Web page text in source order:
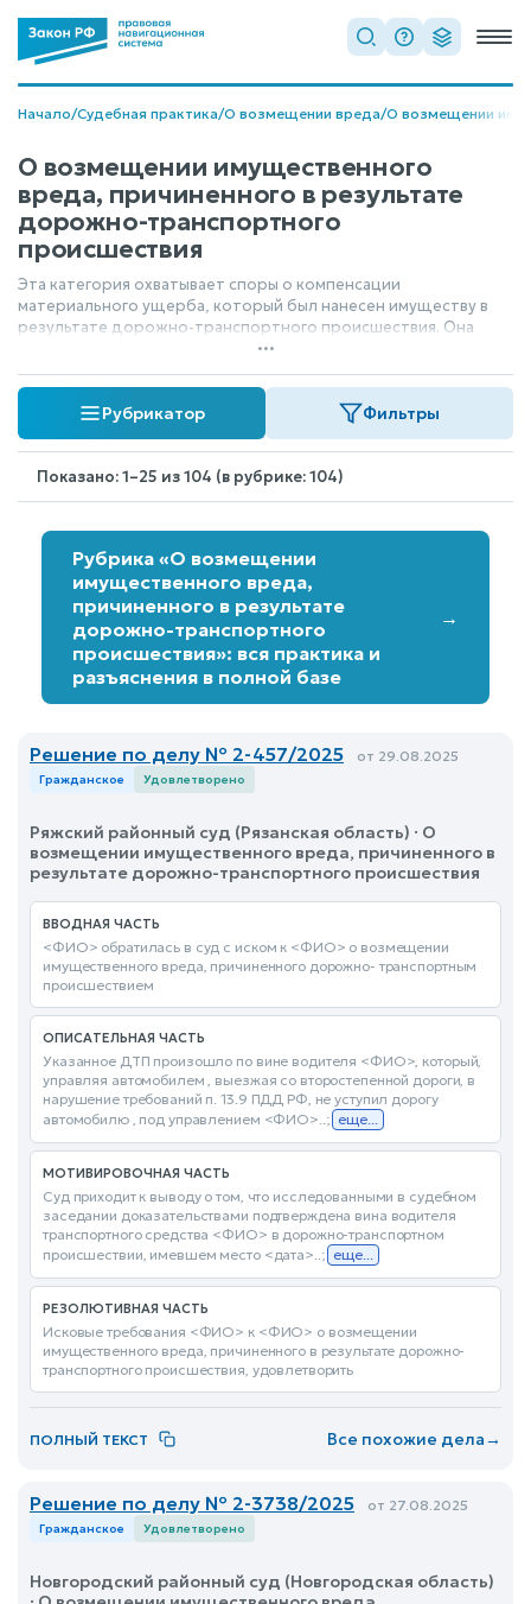
Начало/Судебная практика/О возмещении вреда/О возмещении
О возмещении имущественного
вреда, причиненного в результате
дорожно-транспортного
происшествия
Эта категория охватывает споры о компенсации
материального ущерба, который был нанесен имуществу в
результате дорожно-транспортного происшествия. Она
касается вопросов определения размера ущерба, а также
включает рассмотрение требований о возмещении судебных
издержек, понесенных сторонами в процессе защиты своих
прав в суде.
...
Рубрикатор Фильтры
Показано: 1–25 из 104 (в рубрике: 104)
Рубрика «О возмещении
имущественного вреда,
причиненного в результате
дорожно-транспортного
происшествия»: вся практика и
разъяснения в полной базе
→
Решение по делу № 2-457/2025 от 29.08.2025
Гражданское Удовлетворено
Ряжский районный суд (Рязанская область) · О
возмещении имущественного вреда, причиненного в
результате дорожно-транспортного происшествия
ВВОДНАЯ ЧАСТЬ
<ФИО> обратилась в суд с иском к <ФИО> о возмещении
имущественного вреда, причиненного дорожно- транспортным
происшествием
ОПИСАТЕЛЬНАЯ ЧАСТЬ
Указанное ДТП произошло по вине водителя <ФИО>, который,
управляя автомобилем , выезжая со второстепенной дороги, в
нарушение требований п. 13.9 ПДД РФ, не уступил дорогу
автомобилю , под управлением <ФИО>..; еще...
МОТИВИРОВОЧНАЯ ЧАСТЬ
Суд приходит к выводу о том, что исследованными в судебном
заседании доказательствами подтверждена вина водителя
транспортного средства <ФИО> в дорожно-транспортном
происшествии, имевшем место <дата>..; еще...
РЕЗОЛЮТИВНАЯ ЧАСТЬ
Исковые требования <ФИО> к <ФИО> о возмещении
имущественного вреда, причиненного в результате дорожно-
транспортного происшествия, удовлетворить
ПОЛНЫЙ ТЕКСТ Все похожие дела→
Решение по делу № 2-3738/2025 от 27.08.2025
Гражданское Удовлетворено
Новгородский районный суд (Новгородская область)